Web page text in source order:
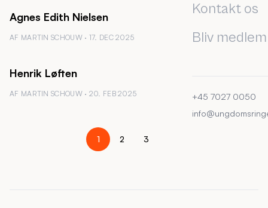
Kontakt os
Bliv medlem
+45 7027 0050
Agnes Edith Nielsen
AF MARTIN SCHOUW · 17. DEC 2025
Henrik Løften
AF MARTIN SCHOUW · 20. FEB 2025
1 2 3